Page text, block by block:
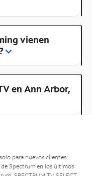
vienen
en Ann Arbor,
para nuevos clientes
Spectrum en los últimos